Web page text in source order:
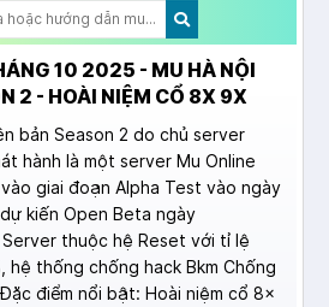
10 2025 - MU HÀ NỘI
2 - HOÀI NIỆM CỔ 8X 9X
bản Season 2 do chủ server
hành là một server Mu Online
giai đoạn Alpha Test vào ngày
kiến Open Beta ngày
thuộc hệ Reset với tỉ lệ
hệ thống chống hack Bkm Chống
điểm nổi bật: Hoài niệm cổ 8x